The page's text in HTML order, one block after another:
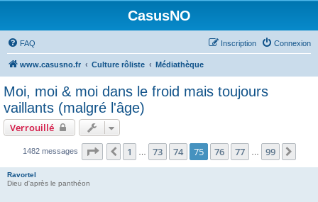
CasusNO
FAQ Connexion
Inscription
www.casusno.fr Culture rôliste Médiathèque
Moi, moi & moi dans le froid mais toujours
vaillants (malgré l'âge)
Verrouillé
1482 messages Page 75 sur 99
Précédent
1 73 74 75 76 77 99
Ravortel
Dieu d'après le panthéon